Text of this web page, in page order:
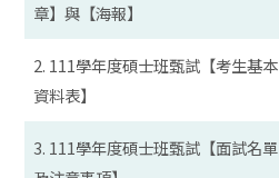
章】與【海報】
2. 111學年度碩士班甄試【考生基本
資料表】
3. 111學年度碩士班甄試【面試名單